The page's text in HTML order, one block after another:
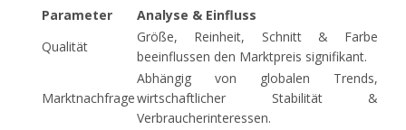
Parameter
Analyse & Einfluss
Qualität
Größe, Reinheit, Schnitt & Farbe
beeinflussen den Marktpreis signifikant.
Marktnachfrage
Abhängig von globalen Trends,
wirtschaftlicher Stabilität &
Verbraucherinteressen.